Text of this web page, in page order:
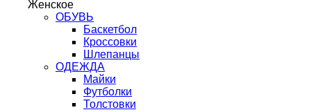
Женское
ОБУВЬ
Баскетбол
Кроссовки
Шлепанцы
ОДЕЖДА
Майки
Футболки
Толстовки